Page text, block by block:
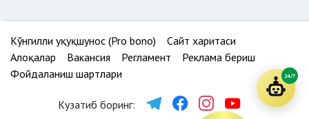
Кўнгилли ҳуқуқшунос (Pro bono)
Сайт харитаси
Алоқалар
Вакансия Регламент
Реклама бериш
Фойдаланиш шартлари
Кузатиб боринг:
24/7